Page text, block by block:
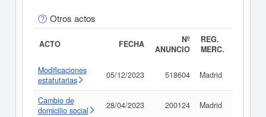
Otros actos
ACTO FECHA
Nº
ANUNCIO
REG.
MERC.
Modificaciones
estatutarias
05/12/2023 518604 Madrid
Cambio de
domicilio social
28/04/2023 200124 Madrid